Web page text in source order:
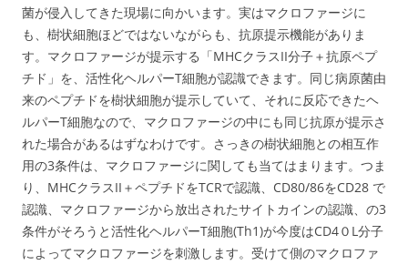
菌が侵入してきた現場に向かいます。実はマクロファージに
も、樹状細胞ほどではないながらも、抗原提示機能がありま
す。マクロファージが提示する「MHCクラスII分子＋抗原ペプ
チド」を、活性化ヘルパーT細胞が認識できます。同じ病原菌由
来のペプチドを樹状細胞が提示していて、それに反応できたヘ
ルパーT細胞なので、マクロファージの中にも同じ抗原が提示さ
れた場合があるはずなわけです。さっきの樹状細胞との相互作
用の3条件は、マクロファージに関しても当てはまります。つま
り、MHCクラスII＋ペプチドをTCRで認識、CD80/86をCD28 で
認識、マクロファージから放出されたサイトカインの認識、の3
条件がそろうと活性化ヘルパーT細胞(Th1)が今度はCD4０L分子
によってマクロファージを刺激します。受けて側のマクロファ